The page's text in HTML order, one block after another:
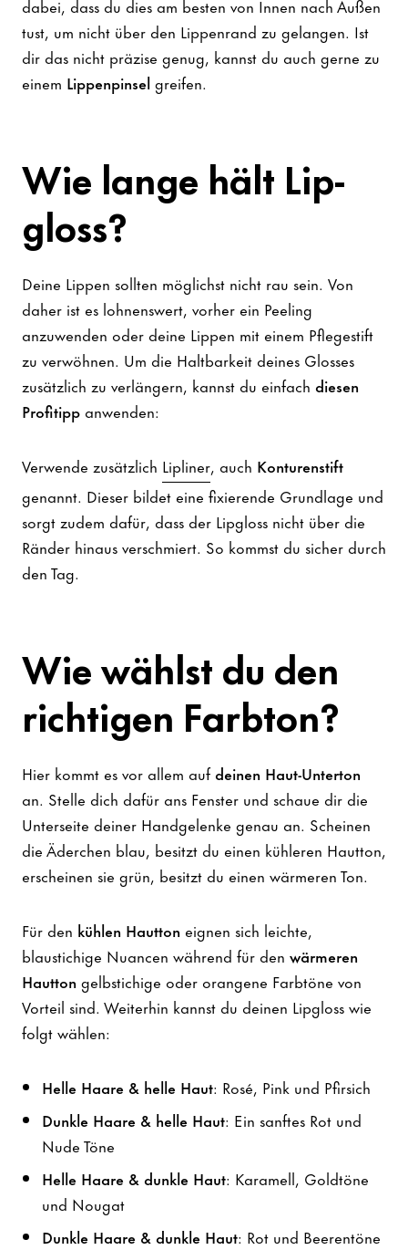
dabei, dass du dies am besten von Innen nach Außen
tust, um nicht über den Lippenrand zu gelangen. Ist
dir das nicht präzise genug, kannst du auch gerne zu
einem Lippenpinselgreifen.
Wie lange hält Lip-
gloss?
Deine Lippen sollten möglichst nicht rau sein. Von
daher ist es lohnenswert, vorher ein Peeling
anzuwenden oder deine Lippen mit einem Pflegestift
zu verwöhnen. Um die Haltbarkeit deines Glosses
zusätzlich zu verlängern, kannst du einfach diesen
Profitipp anwenden:
Verwende zusätzlich Lipliner, auch Konturenstift
genannt. Dieser bildet eine fixierende Grundlage und
sorgt zudem dafür, dass der Lipgloss nicht über die
Ränder hinaus verschmiert. So kommst du sicher durch
den Tag.
Wie wählst du den
richtigen Farbton?
Hier kommt es vor allem aufdeinen Haut-Unterton
an. Stelle dich dafür ans Fenster und schaue dir die
Unterseite deiner Handgelenke genau an. Scheinen
die Äderchen blau, besitzt du einen kühleren Hautton,
erscheinen sie grün, besitzt du einen wärmeren Ton.
Für den kühlen Hautton eignen sich leichte,
blaustichige Nuancen während für den wärmeren
Hautton gelbstichige oder orangene Farbtöne von
Vorteil sind. Weiterhin kannst du deinen Lipgloss wie
folgt wählen:
Helle Haare & helle Haut: Rosé, Pink und Pfirsich
Dunkle Haare & helle Haut: Ein sanftes Rot und
Nude Töne
Helle Haare & dunkle Haut: Karamell, Goldtöne
und Nougat
Dunkle Haare & dunkle Haut: Rot und Beerentöne